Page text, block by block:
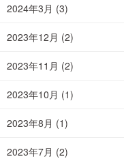
2024年3月 (3)
2023年12月 (2)
2023年11月 (2)
2023年10月 (1)
2023年8月 (1)
2023年7月 (2)